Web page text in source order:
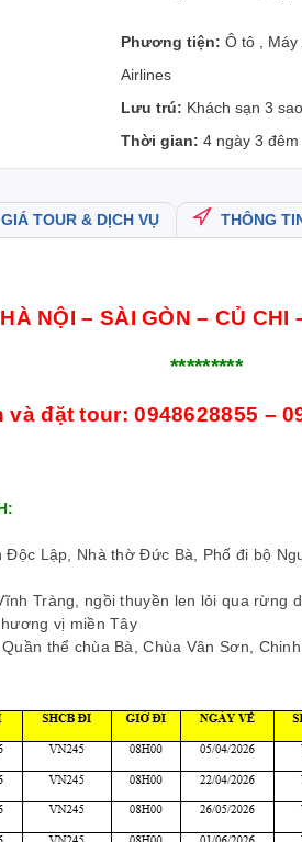
Phương tiện:Ô tô , Máy
Airlines
Lưu trú: Khách sạn 3 sao
Thời gian:4 ngày 3 đêm
GIÁ TOUR & DỊCH VỤ THÔNG
NỘI – SÀI GÒN – CỦ CHI
*********
và đặt tour:0948628855 –
Lập, Nhà thờ Đức Bà, Phố đi bộ
Tràng, ngồi thuyền len lỏi qua
vị miền Tây
thể chùa Bà, Chùa Vân Sơn,